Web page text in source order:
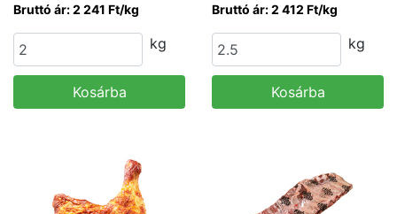
Bruttó ár: 2 241 Ft/kg
kg
Kosárba
Bruttó ár: 2 412 Ft/kg
kg
Kosárba